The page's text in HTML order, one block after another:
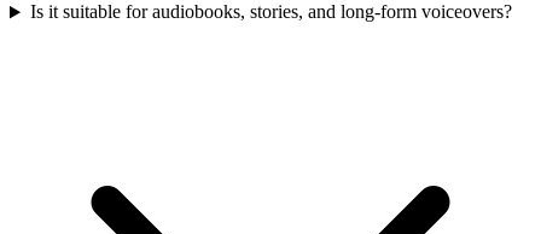
Is it suitable for audiobooks, stories, and long-form voiceovers?